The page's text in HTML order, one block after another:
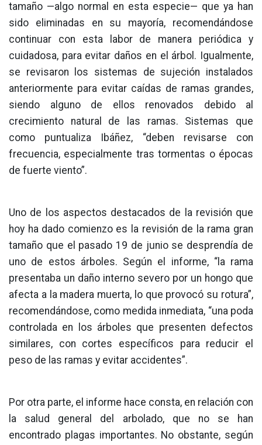
tamaño —algo normal en esta especie— que ya han
sido eliminadas en su mayoría, recomendándose
continuar con esta labor de manera periódica y
cuidadosa, para evitar daños en el árbol. Igualmente,
se revisaron los sistemas de sujeción instalados
anteriormente para evitar caídas de ramas grandes,
siendo alguno de ellos renovados debido al
crecimiento natural de las ramas. Sistemas que
como puntualiza Ibáñez, “deben revisarse con
frecuencia, especialmente tras tormentas o épocas
de fuerte viento”.
Uno de los aspectos destacados de la revisión que
hoy ha dado comienzo es la revisión de la rama gran
tamaño que el pasado 19 de junio se desprendía de
uno de estos árboles. Según el informe, “la rama
presentaba un daño interno severo por un hongo que
afecta a la madera muerta, lo que provocó su rotura”,
recomendándose, como medida inmediata, “una poda
controlada en los árboles que presenten defectos
similares, con cortes específicos para reducir el
peso de las ramas y evitar accidentes”.
Por otra parte, el informe hace consta, en relación con
la salud general del arbolado, que no se han
encontrado plagas importantes. No obstante, según